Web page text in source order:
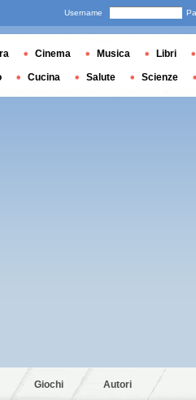
Giochi Autori
Username
Cinema Musica Libri
Cucina Salute Scienze